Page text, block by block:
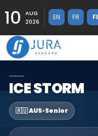
10
AUG
2026
EN FR FI
ICE STORM
🇦🇺 AUS•Senior